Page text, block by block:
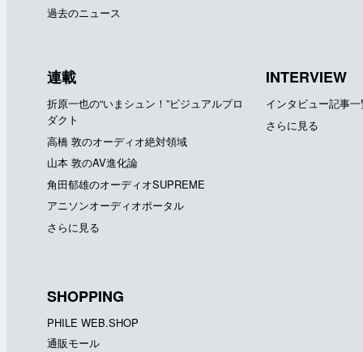
過去のニュース
連載
折原一也の“いまシュン！”ビジュアルプロ
ダクト
高橋 敦のオーディオ絶対領域
山本 敦のAV進化論
角田郁雄のオーディオSUPREME
アニソンオーディオポータル
さらに見る
INTERVIEW
インタビュー記事
さらに見る
SHOPPING
PHILE WEB.SHOP
通販モール